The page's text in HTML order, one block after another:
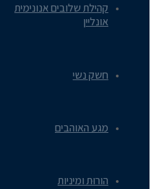
קהילת שלובים אנונימית
אונליין
חשק נשי
מגע האוהבים
הורוּת ומיניות